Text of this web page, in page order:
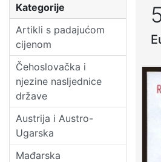
Kategorije
Artikli s padajućom
cijenom
Čehoslovačka i
njezine nasljednice
države
Austrija i Austro-
Ugarska
Mađarska